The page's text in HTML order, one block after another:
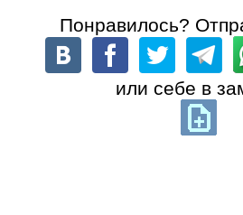
Понравилось?
или себе в